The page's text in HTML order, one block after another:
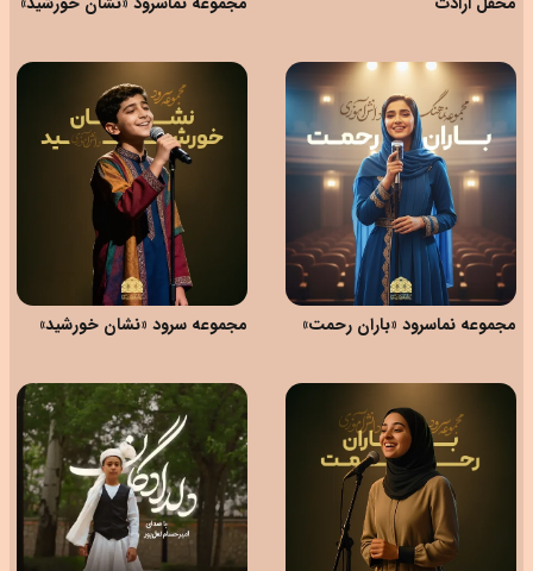
مجموعه نماسرود «باران رحمت» مجموعه سرود «نشان خورشید»